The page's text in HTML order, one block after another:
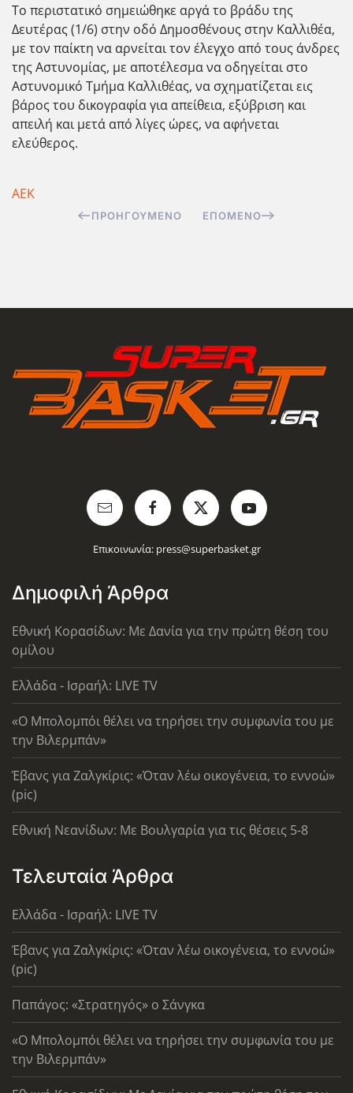
Το περιστατικό σημειώθηκε αργά το βράδυ της
Δευτέρας (1/6) στην οδό Δημοσθένους στην Καλλιθέα,
με τον παίκτη να αρνείται τον έλεγχο από τους άνδρες
της Αστυνομίας, με αποτέλεσμα να οδηγείται στο
Αστυνομικό Τμήμα Καλλιθέας, να σχηματίζεται εις
βάρος του δικογραφία για απείθεια, εξύβριση και
απειλή και μετά από λίγες ώρες, να αφήνεται
ελεύθερος.
ΑΕΚ
ΠΡΟΗΓΟΎΜΕΝΟ ΕΠΌΜΕΝΟ
Επικοινωνία: press@superbasket.gr
Δημοφιλή Άρθρα
Εθνική Κορασίδων: Με Δανία για την πρώτη θέση του
ομίλου
Ελλάδα - Ισραήλ: LIVE TV
«Ο Μπολομπόι θέλει να τηρήσει την συμφωνία του με
την Βιλερμπάν»
Έβανς για Ζαλγκίρις: «Όταν λέω οικογένεια, το εννοώ»
(pic)
Εθνική Νεανίδων: Με Βουλγαρία για τις θέσεις 5-8
Τελευταία Άρθρα
Ελλάδα - Ισραήλ: LIVE TV
Έβανς για Ζαλγκίρις: «Όταν λέω οικογένεια, το εννοώ»
(pic)
Παπάγος: «Στρατηγός» ο Σάνγκα
«Ο Μπολομπόι θέλει να τηρήσει την συμφωνία του με
την Βιλερμπάν»